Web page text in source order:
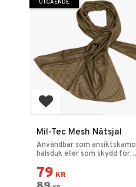
Lägg till i favoriter
Mil-Tec Mesh Nätsjal
Användbar som
halsduk eller som skydd för
79 KR
UTGÅENDE